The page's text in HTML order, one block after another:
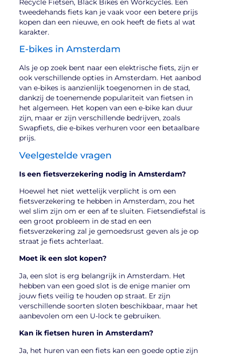
Recycle Fietsen, Black Bikes en Workcycles. Een
tweedehands fiets kan je vaak voor een betere prijs
kopen dan een nieuwe, en ook heeft de fiets al wat
karakter.
E-bikes in Amsterdam
Als je op zoek bent naar een elektrische fiets, zijn er
ook verschillende opties in Amsterdam. Het aanbod
van e-bikes is aanzienlijk toegenomen in de stad,
dankzij de toenemende populariteit van fietsen in
het algemeen. Het kopen van een e-bike kan duur
zijn, maar er zijn verschillende bedrijven, zoals
Swapfiets, die e-bikes verhuren voor een betaalbare
prijs.
Veelgestelde vragen
Is een fietsverzekering nodig in Amsterdam?
Hoewel het niet wettelijk verplicht is om een
fietsverzekering te hebben in Amsterdam, zou het
wel slim zijn om er een af te sluiten. Fietsendiefstal is
een groot probleem in de stad en een
fietsverzekering zal je gemoedsrust geven als je op
straat je fiets achterlaat.
Moet ik een slot kopen?
Ja, een slot is erg belangrijk in Amsterdam. Het
hebben van een goed slot is de enige manier om
jouw fiets veilig te houden op straat. Er zijn
verschillende soorten sloten beschikbaar, maar het
aanbevolen om een U-lock te gebruiken.
Kan ik fietsen huren in Amsterdam?
Ja, het huren van een fiets kan een goede optie zijn